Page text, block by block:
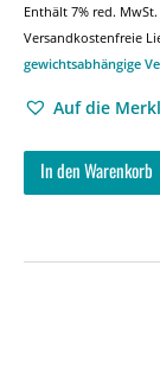
Enthält 7% red. MwSt.
Versandkostenfreie
gewichtsabhängige
Auf die
In den Warenkorb